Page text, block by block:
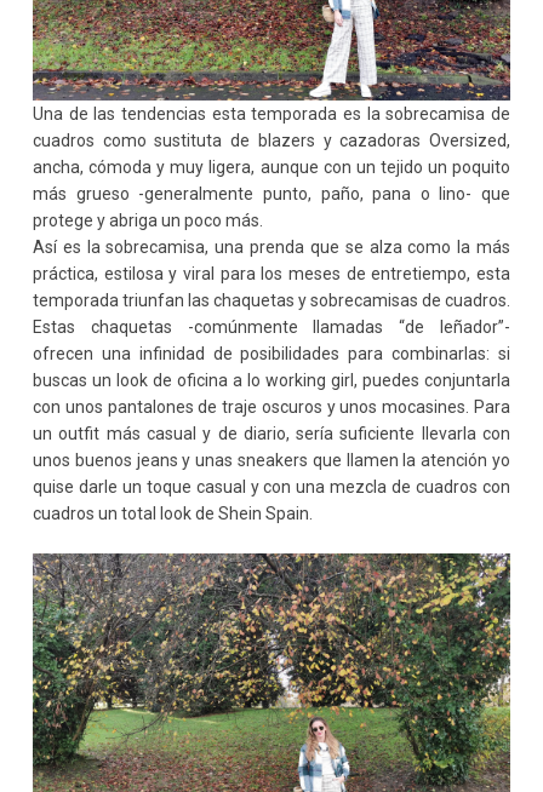
Una de las tendencias esta temporada es la sobrecamisa de
cuadros como sustituta de blazers y cazadoras Oversized,
ancha, cómoda y muy ligera, aunque con un tejido un poquito
más grueso -generalmente punto, paño, pana o lino- que
protege y abriga un poco más.
Así es la sobrecamisa, una prenda que se alza como la más
práctica, estilosa y viral para los meses de entretiempo, esta
temporada triunfan las chaquetas y sobrecamisas de cuadros.
Estas chaquetas -comúnmente llamadas “de leñador”-
ofrecen una infinidad de posibilidades para combinarlas: si
buscas un look de oficina a lo working girl, puedes conjuntarla
con unos pantalones de traje oscuros y unos mocasines. Para
un outfit más casual y de diario, sería suficiente llevarla con
unos buenos jeans y unas sneakers que llamen la atención yo
quise darle un toque casual y con una mezcla de cuadros con
cuadros un total look de Shein Spain.